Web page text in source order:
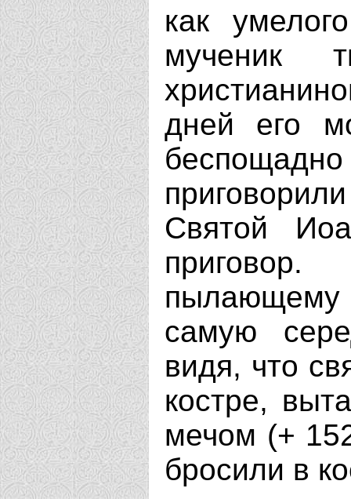
как
мученик
дней его
Святой
пылающему
самую
видя, что
костре,
мечом (+
бросили в